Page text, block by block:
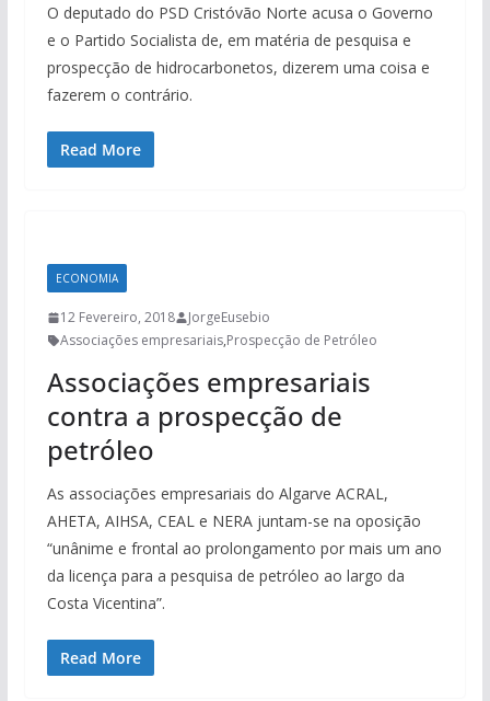
O deputado do PSD Cristóvão Norte acusa o Governo
e o Partido Socialista de, em matéria de pesquisa e
prospecção de hidrocarbonetos, dizerem uma coisa e
fazerem o contrário.
Read More
ECONOMIA
12 Fevereiro, 2018
JorgeEusebio
Associações empresariais,Prospecção de Petróleo
Associações empresariais
contra a prospecção de
petróleo
As associações empresariais do Algarve ACRAL,
AHETA, AIHSA, CEAL e NERA juntam-se na oposição
“unânime e frontal ao prolongamento por mais um ano
da licença para a pesquisa de petróleo ao largo da
Costa Vicentina”.
Read More